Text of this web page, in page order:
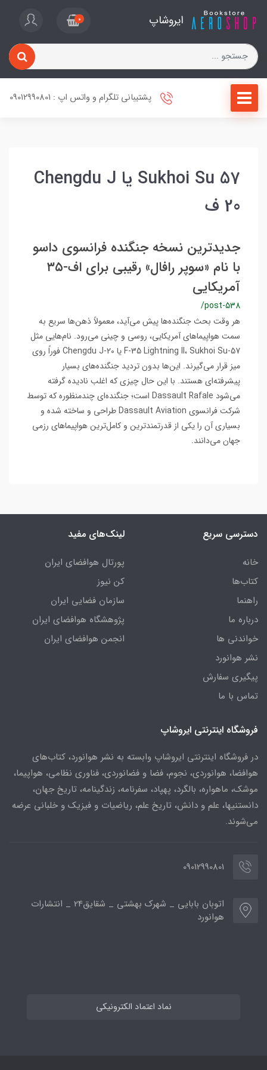
ایروشاپ 0
پشتیبانی تلگرام و واتس اپ : 09012990801
Sukhoi Su 57 یا Chengdu J
20 ف
جدیدترین نسخه جنگنده فرانسوی داسو
با نام «سوپر رافال» رقیبی برای اف-۳۵
آمریکایی
/post-538
هر وقت بحث جنگنده‌ها پیش می‌آید، معمولاً ذهن‌ها سریع به
سمت هواپیماهای آمریکایی، روسی و چینی می‌رود. نام‌هایی مثل
F-35 Lightning II، Sukhoi Su-57 یا Chengdu J-20 فوراً روی
میز قرار می‌گیرند. این‌ها بدون تردید جنگنده‌های بسیار
پیشرفته‌ای هستند. با این حال چیزی که اغلب نادیده گرفته
می‌شود Dassault Rafale است؛ جنگنده‌ای چندمنظوره که توسط
شرکت فرانسوی Dassault Aviation طراحی و ساخته شده و
بسیاری آن را یکی از قدرتمندترین و کامل‌ترین هواپیماهای رزمی
جهان می‌دانند.
دسترسی سریع
خانه
کتاب‌ها
راهنما
درباره ما
خواندنی ها
نشر هوانورد
پیگیری سفارش
تماس با ما
لینک‌های مفید
پورتال هوافضای ایران
کن نیوز
سازمان فضایی ایران
پژوهشگاه هوافضای ایران
انجمن هوافضای ایران
فروشگاه اینترنتی ایروشاپ
در فروشگاه اینترنتی ایروشاپ وابسته به نشر هوانورد، کتاب‌های
هوافضا، هوانوردی، نجوم، فضا و فضانوردی، فناوری نظامی، هواپیما،
موشک، ماهواره، بالگرد، پهپاد، سفرنامه، زندگینامه، تاریخ جهان،
دانستنیها، علم و دانش، تاریخ علم، ریاضیات و فیزیک و خلبانی عرضه
می‌شوند.
09012990801
اتوبان بابایی _ شهرک بهشتی _ شقایق24 _ انتشارات
هوانورد
نماد اعتماد الکترونیکی